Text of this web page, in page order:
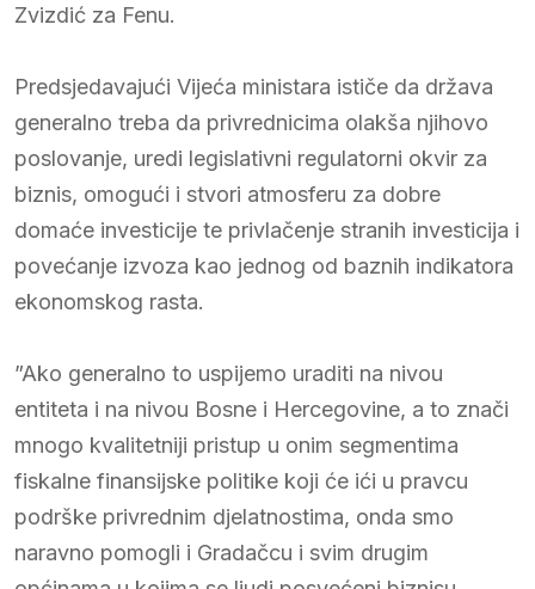
Zvizdić za Fenu.
Predsjedavajući Vijeća ministara ističe da država
generalno treba da privrednicima olakša njihovo
poslovanje, uredi legislativni regulatorni okvir za
biznis, omogući i stvori atmosferu za dobre
domaće investicije te privlačenje stranih investicija i
povećanje izvoza kao jednog od baznih indikatora
ekonomskog rasta.
”Ako generalno to uspijemo uraditi na nivou
entiteta i na nivou Bosne i Hercegovine, a to znači
mnogo kvalitetniji pristup u onim segmentima
fiskalne finansijske politike koji će ići u pravcu
podrške privrednim djelatnostima, onda smo
naravno pomogli i Gradačcu i svim drugim